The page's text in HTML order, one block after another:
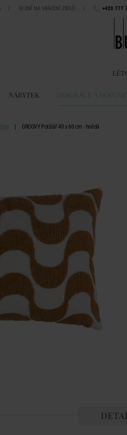
| 30 DNÍ NA VRÁCENÍ ZBOŽÍ | +420 777
NÁBYTEK DEKORACE A
GROOVY Polštář 40 x 60 cm - hnědá